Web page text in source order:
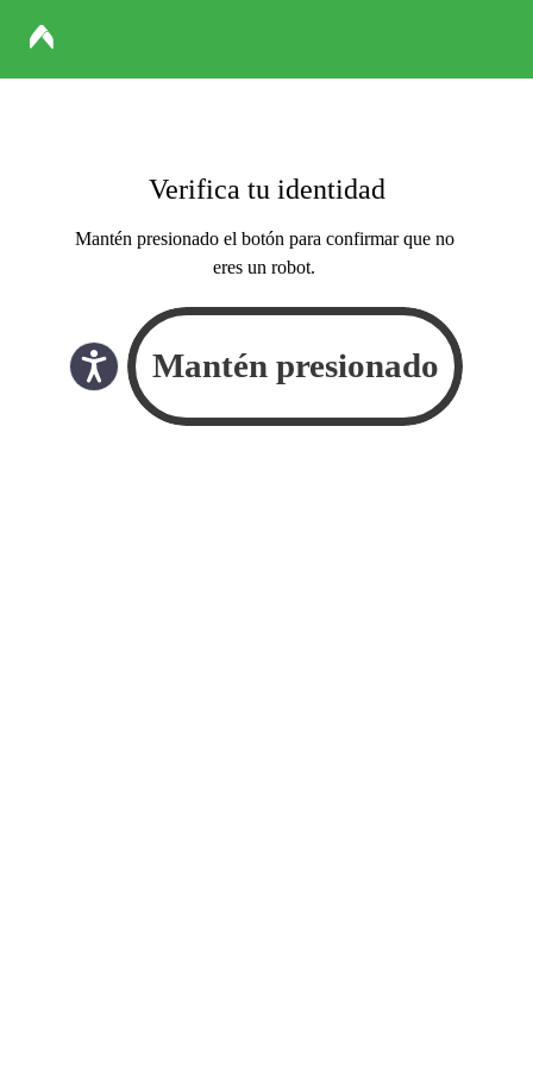
Verifica tu identidad
Mantén presionado el botón para confirmar que no
eres un robot.